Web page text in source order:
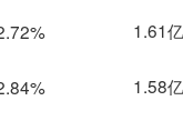
1.61亿
1.58亿